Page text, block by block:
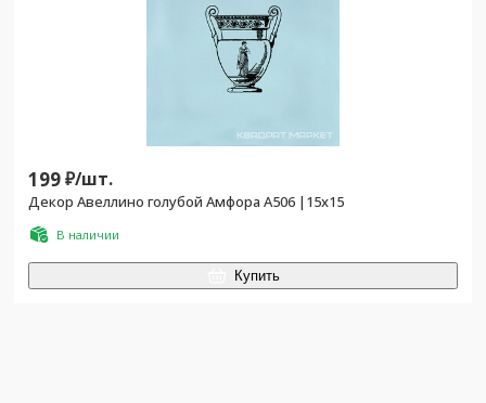
199₽/шт.
Декор Авеллино голубой Амфора A506 |15х15
В наличии
Купить